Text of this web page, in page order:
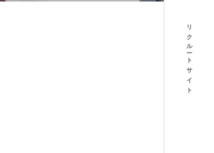
リクルートサイト